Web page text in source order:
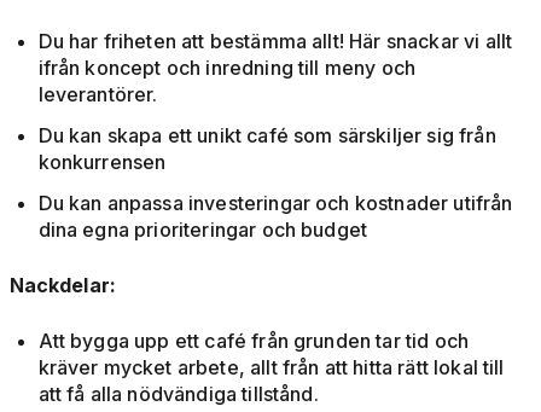
Du har friheten att bestämma allt! Här snackar vi allt
ifrån koncept och inredning till meny och
leverantörer.
Du kan skapa ett unikt café som särskiljer sig från
konkurrensen
Du kan anpassa investeringar och kostnader utifrån
dina egna prioriteringar och budget
Nackdelar:
Att bygga upp ett café från grunden tar tid och
kräver mycket arbete, allt från att hitta rätt lokal till
att få alla nödvändiga tillstånd.